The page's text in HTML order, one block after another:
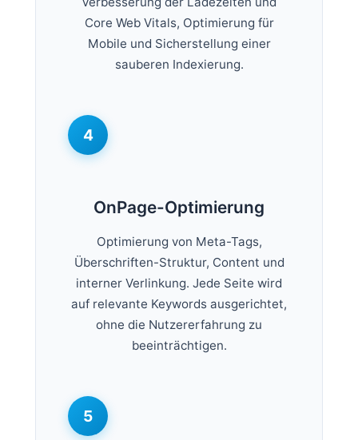
Core Web Vitals, Optimierung für
Mobile und Sicherstellung einer
sauberen Indexierung.
4
OnPage-Optimierung
Optimierung von Meta-Tags,
Überschriften-Struktur, Content und
interner Verlinkung. Jede Seite wird
auf relevante Keywords ausgerichtet,
ohne die Nutzererfahrung zu
beeinträchtigen.
5